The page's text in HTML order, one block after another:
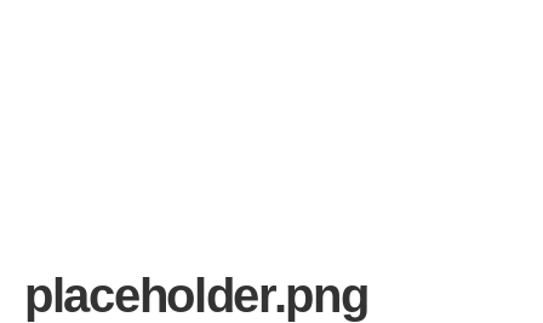
placeholder.png